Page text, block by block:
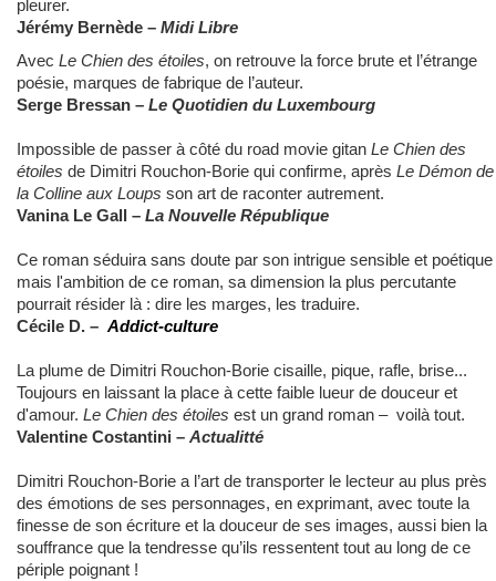
pleurer.
Jérémy Bernède – Midi Libre
Avec Le Chien des étoiles, on retrouve la force brute et l’étrange
poésie, marques de fabrique de l’auteur.
Serge Bressan – Le Quotidien du Luxembourg
Impossible de passer à côté du road movie gitan Le Chien des
étoiles de Dimitri Rouchon-Borie qui confirme, après Le Démon de
la Colline aux Loups son art de raconter autrement.
Vanina Le Gall – La Nouvelle République
Ce roman séduira sans doute par son intrigue sensible et poétique
mais l'ambition de ce roman, sa dimension la plus percutante
pourrait résider là : dire les marges, les traduire.
Cécile D. – Addict-culture
La plume de Dimitri Rouchon-Borie cisaille, pique, rafle, brise...
Toujours en laissant la place à cette faible lueur de douceur et
d'amour. Le Chien des étoiles est un grand roman – voilà tout.
Valentine Costantini – Actualitté
Dimitri Rouchon-Borie a l’art de transporter le lecteur au plus près
des émotions de ses personnages, en exprimant, avec toute la
finesse de son écriture et la douceur de ses images, aussi bien la
souffrance que la tendresse qu’ils ressentent tout au long de ce
périple poignant !